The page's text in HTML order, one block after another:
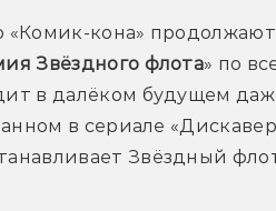
кона»
Звёздного флота» по
в далёком будущем
в сериале
Звёздный